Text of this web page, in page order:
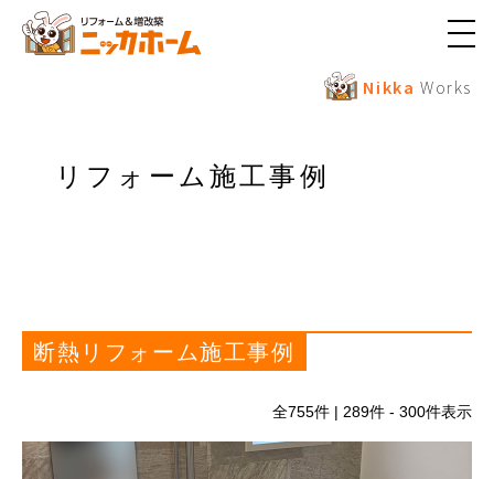
メ
ュ
Nikka Works
リフォーム施工事例
断熱リフォーム施工事例
全755件 | 289件 - 300件表示